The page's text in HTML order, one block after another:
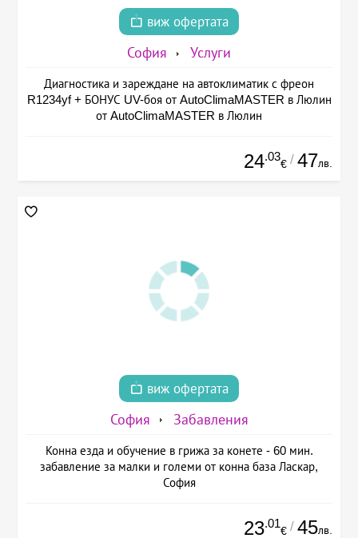
виж офертата
София Услуги
Диагностика и зареждане на автоклиматик с фреон
R1234yf + БОНУС UV-боя от AutoClimaMASTER в Люлин
от AutoClimaMASTER в Люлин
24.03
€ / 47лв.
виж офертата
София Забавления
Конна езда и обучение в грижа за конете - 60 мин.
забавление за малки и големи от конна база Ласкар,
София
23.01
€ / 45лв.